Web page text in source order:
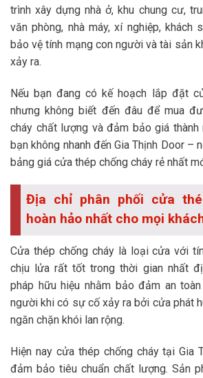
trình xây dựng nhà ở, khu chung cư,
văn phòng, nhà máy, xí nghiệp, khách
bảo vệ tính mạng con người và tài sản
xảy ra.
Nếu bạn đang có kế hoạch lắp đặt
nhưng không biết đến đâu để mua
cháy chất lượng và đảm bảo giá thành
bạn không nhanh đến Gia Thịnh Door –
bảng giá cửa thép chống cháy rẻ nhất
Địa chỉ phân phối cửa
hoàn hảo nhất cho mọi
Cửa thép chống cháy là loại cửa với
chịu lửa rất tốt trong thời gian nhất
pháp hữu hiệu nhằm bảo đảm an
người khi có sự cố xảy ra bởi cửa phát
ngăn chặn khói lan rộng.
Hiện nay cửa thép chống cháy tại Gia
đảm bảo tiêu chuẩn chất lượng. Sản